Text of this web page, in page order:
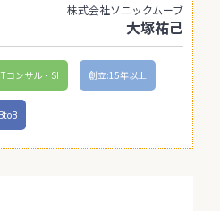
株式会社ソニックムーブ
大塚祐己
コンサル・SI 創立:15年以上